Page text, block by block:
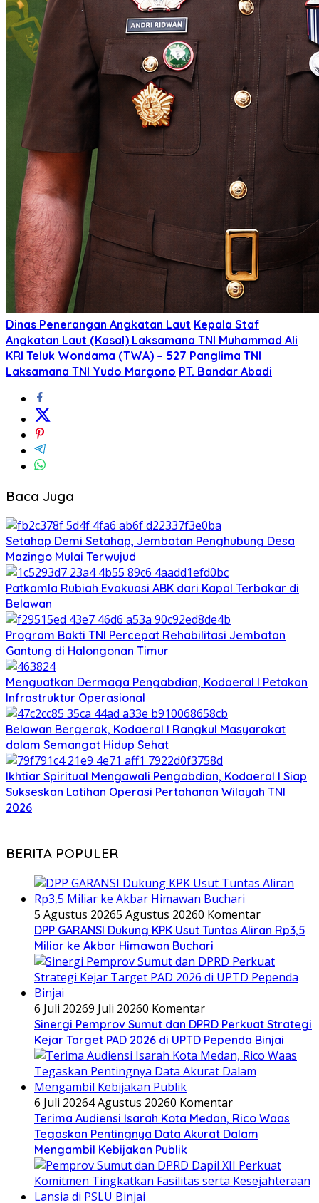
Dinas Penerangan Angkatan Laut Kepala Staf
Angkatan Laut (Kasal) Laksamana TNI Muhammad Ali
KRI Teluk Wondama (TWA) – 527 Panglima TNI
Laksamana TNI Yudo Margono PT. Bandar Abadi
Baca Juga
Setahap Demi Setahap, Jembatan Penghubung Desa
Mazingo Mulai Terwujud
Patkamla Rubiah Evakuasi ABK dari Kapal Terbakar di
Belawan
Program Bakti TNI Percepat Rehabilitasi Jembatan
Gantung di Halongonan Timur
Menguatkan Dermaga Pengabdian, Kodaeral I Petakan
Infrastruktur Operasional
Belawan Bergerak, Kodaeral I Rangkul Masyarakat
dalam Semangat Hidup Sehat
Ikhtiar Spiritual Mengawali Pengabdian, Kodaeral I Siap
Sukseskan Latihan Operasi Pertahanan Wilayah TNI
2026
BERITA POPULER
5 Agustus 20265 Agustus 20260 Komentar
DPP GARANSI Dukung KPK Usut Tuntas Aliran Rp3,5
Miliar ke Akbar Himawan Buchari
6 Juli 20269 Juli 20260 Komentar
Sinergi Pemprov Sumut dan DPRD Perkuat Strategi
Kejar Target PAD 2026 di UPTD Pependa Binjai
6 Juli 20264 Agustus 20260 Komentar
Terima Audiensi Isarah Kota Medan, Rico Waas
Tegaskan Pentingnya Data Akurat Dalam
Mengambil Kebijakan Publik